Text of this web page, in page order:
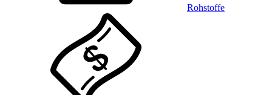
Rohstoffe